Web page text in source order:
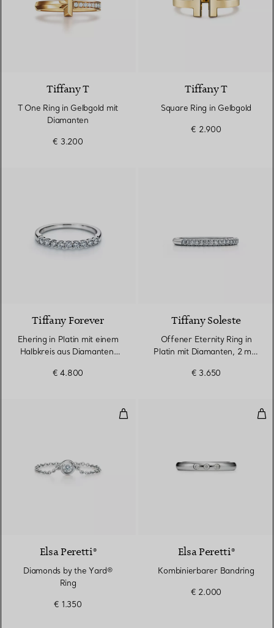
Tiffany T
T One Ring in Gelbgold mit
Diamanten
€ 3.200
Tiffany T
Square Ring in Gelbgold
€ 2.900
Tiffany Forever
Ehering in Platin mit einem
Halbkreis aus Diamanten,
€ 4.800
Tiffany Soleste
Offener Eternity Ring in
Platin mit Diamanten, 2 mm
€ 3.650
Diamonds by the Yard® Ring
Elsa Peretti®
Diamonds by the Yard®
Ring
€ 1.350
Elsa Peretti®
Kombinierbarer Bandring
€ 2.000